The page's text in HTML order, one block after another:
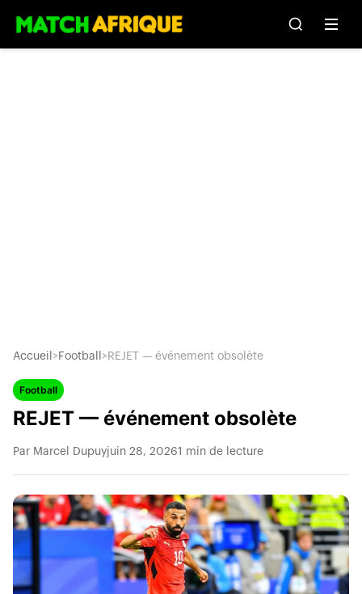
Accueil > Football > REJET — événement obsolète
Football
REJET — événement obsolète
Par Marcel Dupuyjuin 28, 20261 min de lecture